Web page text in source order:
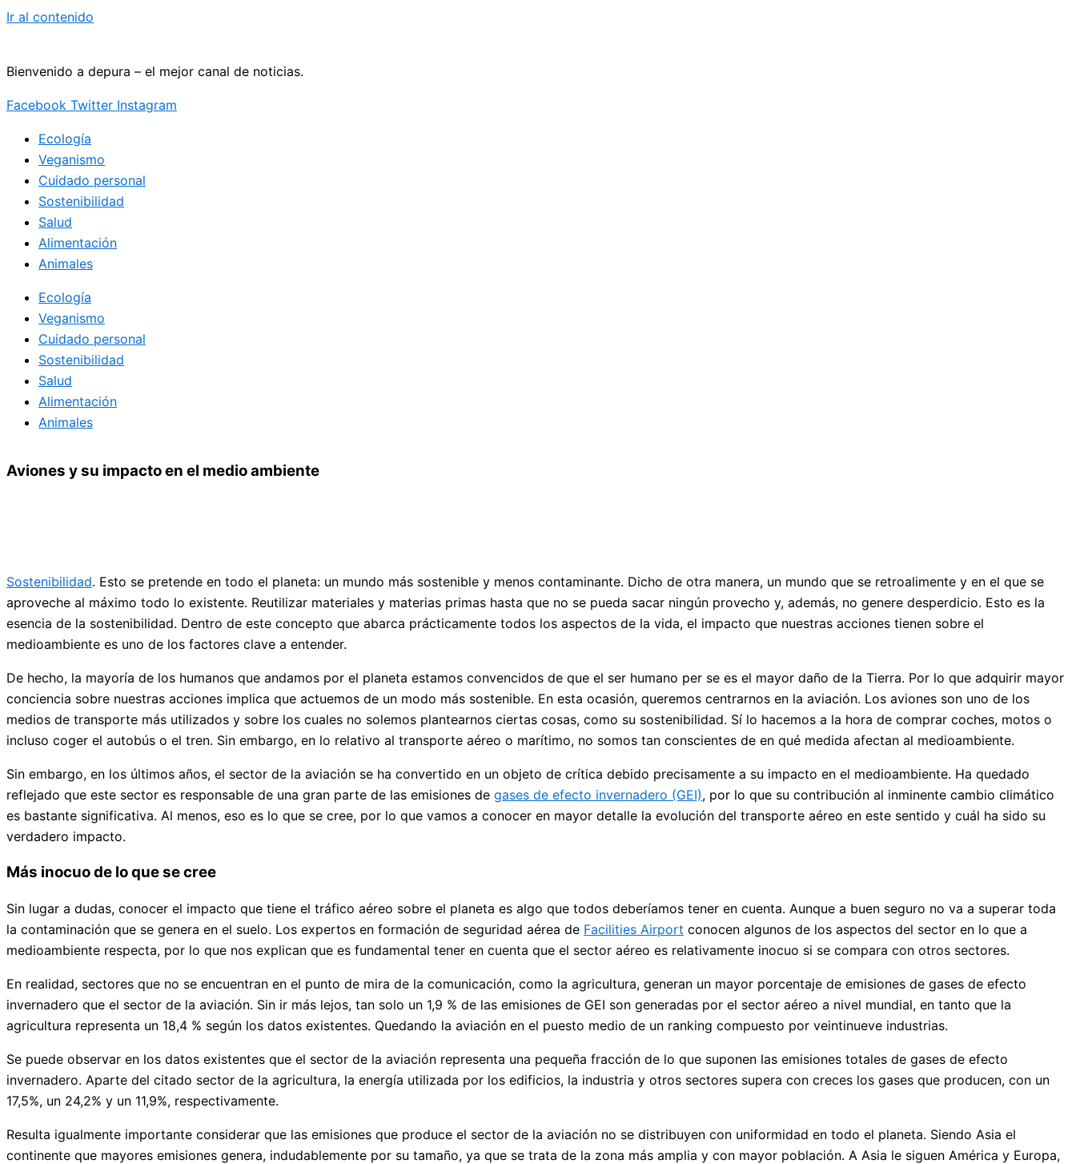
Ir al contenido
Bienvenido a depura – el mejor canal de noticias.
Facebook Twitter Instagram
Ecología
Veganismo
Cuidado personal
Sostenibilidad
Salud
Alimentación
Animales
Ecología
Veganismo
Cuidado personal
Sostenibilidad
Salud
Alimentación
Animales
Aviones y su impacto en el medio ambiente
Sostenibilidad. Esto se pretende en todo el planeta: un mundo más sostenible y menos contaminante. Dicho de otra manera, un mundo que se retroalimente y en el que se
aproveche al máximo todo lo existente. Reutilizar materiales y materias primas hasta que no se pueda sacar ningún provecho y, además, no genere desperdicio. Esto es la
esencia de la sostenibilidad. Dentro de este concepto que abarca prácticamente todos los aspectos de la vida, el impacto que nuestras acciones tienen sobre el
medioambiente es uno de los factores clave a entender.
De hecho, la mayoría de los humanos que andamos por el planeta estamos convencidos de que el ser humano per se es el mayor daño de la Tierra. Por lo que adquirir mayor
conciencia sobre nuestras acciones implica que actuemos de un modo más sostenible. En esta ocasión, queremos centrarnos en la aviación. Los aviones son uno de los
medios de transporte más utilizados y sobre los cuales no solemos plantearnos ciertas cosas, como su sostenibilidad. Sí lo hacemos a la hora de comprar coches, motos o
incluso coger el autobús o el tren. Sin embargo, en lo relativo al transporte aéreo o marítimo, no somos tan conscientes de en qué medida afectan al medioambiente.
Sin embargo, en los últimos años, el sector de la aviación se ha convertido en un objeto de crítica debido precisamente a su impacto en el medioambiente. Ha quedado
reflejado que este sector es responsable de una gran parte de las emisiones de gases de efecto invernadero (GEI), por lo que su contribución al inminente cambio climático
es bastante significativa. Al menos, eso es lo que se cree, por lo que vamos a conocer en mayor detalle la evolución del transporte aéreo en este sentido y cuál ha sido su
verdadero impacto.
Más inocuo de lo que se cree
Sin lugar a dudas, conocer el impacto que tiene el tráfico aéreo sobre el planeta es algo que todos deberíamos tener en cuenta. Aunque a buen seguro no va a superar toda
la contaminación que se genera en el suelo. Los expertos en formación de seguridad aérea de Facilities Airport conocen algunos de los aspectos del sector en lo que a
medioambiente respecta, por lo que nos explican que es fundamental tener en cuenta que el sector aéreo es relativamente inocuo si se compara con otros sectores.
En realidad, sectores que no se encuentran en el punto de mira de la comunicación, como la agricultura, generan un mayor porcentaje de emisiones de gases de efecto
invernadero que el sector de la aviación. Sin ir más lejos, tan solo un 1,9 % de las emisiones de GEI son generadas por el sector aéreo a nivel mundial, en tanto que la
agricultura representa un 18,4 % según los datos existentes. Quedando la aviación en el puesto medio de un ranking compuesto por veintinueve industrias.
Se puede observar en los datos existentes que el sector de la aviación representa una pequeña fracción de lo que suponen las emisiones totales de gases de efecto
invernadero. Aparte del citado sector de la agricultura, la energía utilizada por los edificios, la industria y otros sectores supera con creces los gases que producen, con un
17,5%, un 24,2% y un 11,9%, respectivamente.
Resulta igualmente importante considerar que las emisiones que produce el sector de la aviación no se distribuyen con uniformidad en todo el planeta. Siendo Asia el
continente que mayores emisiones genera, indudablemente por su tamaño, ya que se trata de la zona más amplia y con mayor población. A Asia le siguen América y Europa,